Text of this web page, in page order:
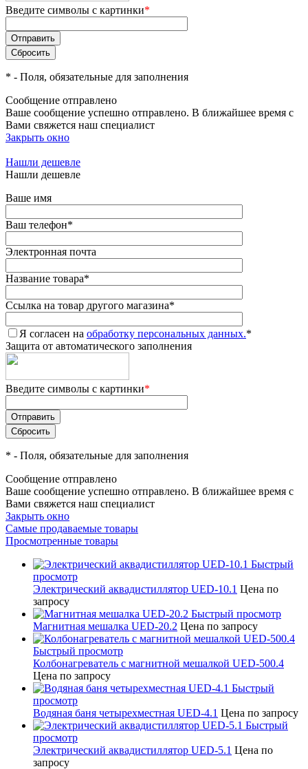
Введите символы с картинки*
* - Поля, обязательные для заполнения
Сообщение отправлено
Ваше сообщение успешно отправлено. В ближайшее время с
Вами свяжется наш специалист
Закрыть окно
Нашли дешевле
Нашли дешевле
Ваше имя
Ваш телефон*
Электронная почта
Название товара*
Ссылка на товар другого магазина*
Я согласен на обработку персональных данных.*
Защита от автоматического заполнения
Введите символы с картинки*
* - Поля, обязательные для заполнения
Сообщение отправлено
Ваше сообщение успешно отправлено. В ближайшее время с
Вами свяжется наш специалист
Закрыть окно
Самые продаваемые товары
Просмотренные товары
Быстрый
просмотр
Электрический аквадистиллятор UED-10.1 Цена по
запросу
Быстрый просмотр
Магнитная мешалка UED-20.2 Цена по запросу
Быстрый просмотр
Колбонагреватель с магнитной мешалкой UED-500.4
Цена по запросу
Быстрый
просмотр
Водяная баня четырехместная UED-4.1 Цена по запросу
Быстрый
просмотр
Электрический аквадистиллятор UED-5.1 Цена по
запросу